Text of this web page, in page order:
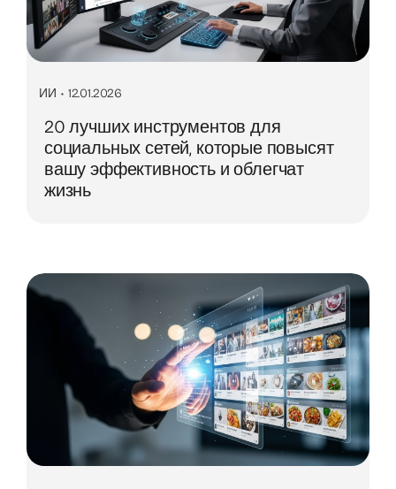
ИИ • 12.01.2026
20 лучших инструментов для
социальных сетей, которые повысят
вашу эффективность и облегчат
жизнь